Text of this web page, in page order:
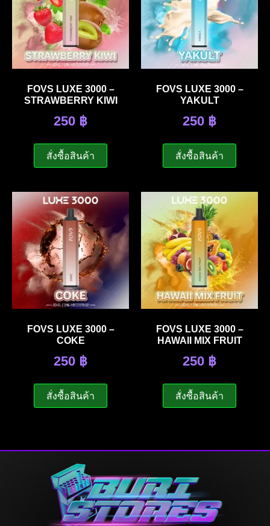
FOVS LUXE 3000 –
STRAWBERRY KIWI
250 ฿
สั่งซื้อสินค้า
FOVS LUXE 3000 –
YAKULT
250 ฿
สั่งซื้อสินค้า
FOVS LUXE 3000 –
COKE
250 ฿
สั่งซื้อสินค้า
FOVS LUXE 3000 –
HAWAII MIX FRUIT
250 ฿
สั่งซื้อสินค้า